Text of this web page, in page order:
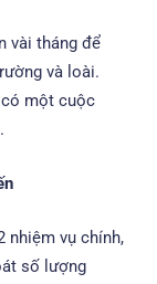
vài tháng để
và loài.
một cuộc
nhiệm vụ chính,
số lượng